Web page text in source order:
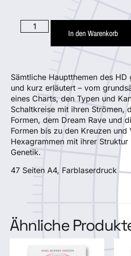
In den Warenkorb
Sämtliche Hauptthemen des
und kurz erläutert – vom
eines Charts, den Typen und
Schaltkreise mit ihren Strömen,
Formen, dem Dream Rave und
Formen bis zu den Kreuzen und
Hexagrammen mit ihrer
Genetik.
47 Seiten A4, Farblaserdruck
Ähnliche